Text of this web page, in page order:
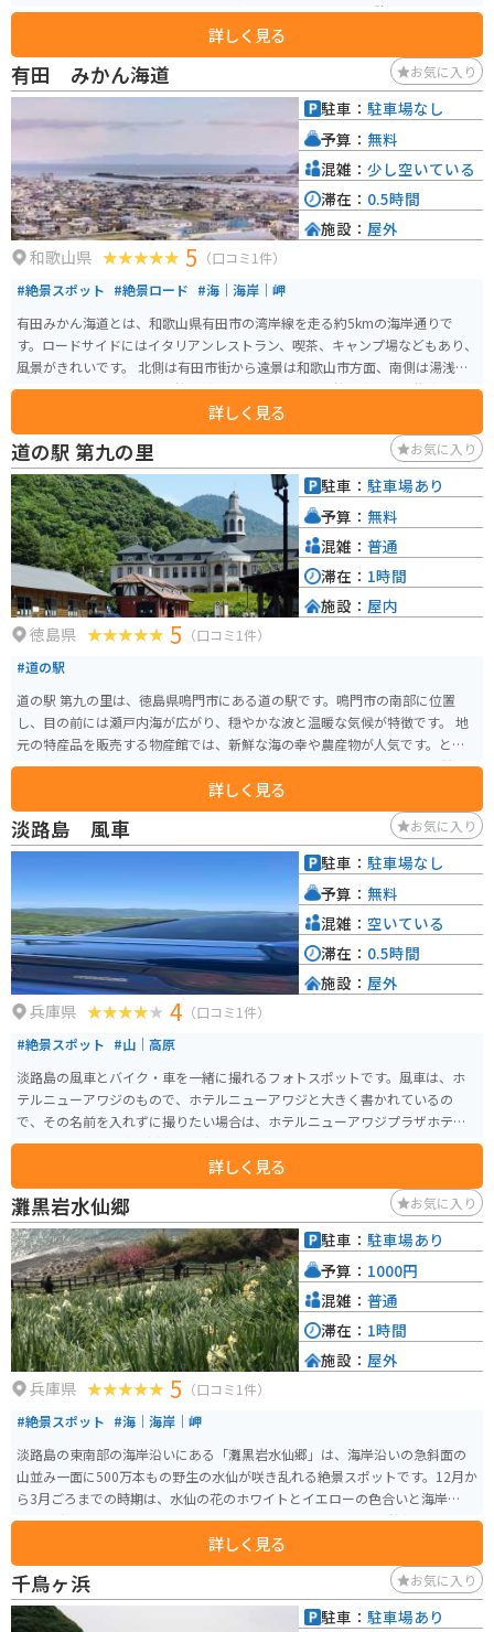
楽しめるレストラン、ベーカリーなどがあり、ドライブの休憩に最適です。特
に、地元産の小麦を使ったパンや、旬のフルーツを使ったスイーツが人気で
す。 バイクで訪れる場合、道の駅には広い駐車場が完備されているので安心
です。また、周辺には、四国八十八ヶ所霊場の札所や、歴史的な建造物など、
ツーリングにおすすめのスポットがたくさんあります。道の駅いたのを拠点
に、周辺の観光を楽しむのも良いでしょう。 名産品としては、地元産の新鮮
な野菜や果物のほか、鳴門金時を使ったスイーツなども人気です。道の駅で
購入して、お土産にしたり、その場で味わったりするのもおすすめです。
詳しく見る
有田 みかん海道 お気に入り
和歌山県 5 （口コミ1件）
#絶景スポット #絶景ロード #海｜海岸｜岬
有田みかん海道とは、和歌山県有田市の湾岸線を走る約5kmの海岸通りで
す。ロードサイドにはイタリアンレストラン、喫茶、キャンプ場などもあり、
風景がきれいです。 北側は有田市街から遠景は和歌山市方面、南側は湯浅湾
から紀伊水道を望めます。桜の時期には、東屋付近で桜と海景色の共演が楽
詳しく見る
駐車： 駐車場なし
予算： 無料
混雑： 少し空いている
滞在： 0.5時間
施設： 屋外
道の駅 第九の里 お気に入り
徳島県 5 （口コミ1件）
#道の駅
道の駅 第九の里は、徳島県鳴門市にある道の駅です。鳴門市の南部に位置
し、目の前には瀬戸内海が広がり、穏やかな波と温暖な気候が特徴です。 地
元の特産品を販売する物産館では、新鮮な海の幸や農産物が人気です。とく
に、鳴門わかめや鯛を使った加工品は、お土産におすすめです。また、併設
のレストランでは、地元産の食材をふんだんに使った料理を楽しむことがで
きます。 バイクで訪れる際は、道の駅に隣接する「第九の里」公園の駐車場
が利用できます。公園内には、展望台や遊歩道があり、瀬戸内海の景色を眺
めながら休憩することができます。道の駅周辺には、鳴門渦潮や大塚国際美
術館など、観光スポットも点在しているので、観光拠点としても便利です。
詳しく見る
駐車： 駐車場あり
予算： 無料
混雑： 普通
滞在： 1時間
施設： 屋内
淡路島 風車 お気に入り
兵庫県 4 （口コミ1件）
#絶景スポット #山｜高原
淡路島の風車とバイク・車を一緒に撮れるフォトスポットです。風車は、ホ
テルニューアワジのもので、ホテルニューアワジと大きく書かれているの
で、その名前を入れずに撮りたい場合は、ホテルニューアワジプラザホテル
を目的地にして、吹上浜方面に少し行った道路のところで撮ることができま
す。風車の羽の先は赤くなっていて可愛いのもオススメポイントです。
詳しく見る
駐車： 駐車場なし
予算： 無料
混雑： 空いている
滞在： 0.5時間
施設： 屋外
灘黒岩水仙郷 お気に入り
兵庫県 5 （口コミ1件）
#絶景スポット #海｜海岸｜岬
淡路島の東南部の海岸沿いにある「灘黒岩水仙郷」は、海岸沿いの急斜面の
山並み一面に500万本もの野生の水仙が咲き乱れる絶景スポットです。12月か
ら3月ごろまでの時期は、水仙の花のホワイトとイエローの色合いと海岸から
みえる海のコバルトブルーとのコントラストがとても美しく、普段の日常を
忘れる、癒しのひとときを過ごせます。
詳しく見る
駐車： 駐車場あり
予算： 1000円
混雑： 普通
滞在： 1時間
施設： 屋外
千鳥ヶ浜 お気に入り
駐車： 駐車場あり